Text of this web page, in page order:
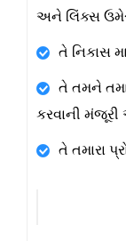
અને લિંક્સ
તે નિકાસ
તે તમને
કરવાની
તે તમારા